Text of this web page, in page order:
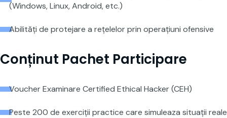
(Windows, Linux, Android, etc.)
Abilități de protejare a rețelelor prin operațiuni ofensive
Conținut Pachet Participare
Voucher Examinare Certified Ethical Hacker (CEH)
Peste 200 de exerciții practice care simuleaza situații reale